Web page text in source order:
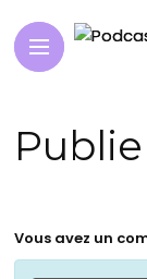
Vous avez un